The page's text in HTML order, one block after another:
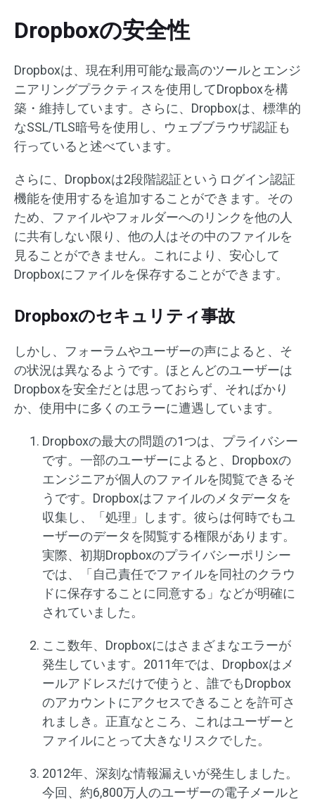
Dropboxの安全性
Dropboxは、現在利用可能な最高のツールとエンジ
ニアリングプラクティスを使用してDropboxを構
築・維持しています。さらに、Dropboxは、標準的
なSSL/TLS暗号を使用し、ウェブブラウザ認証も
行っていると述べています。
さらに、Dropboxは2段階認証というログイン認証
機能を使用するを追加することができます。その
ため、ファイルやフォルダーへのリンクを他の人
に共有しない限り、他の人はその中のファイルを
見ることができません。これにより、安心して
Dropboxにファイルを保存することができます。
Dropboxのセキュリティ事故
しかし、フォーラムやユーザーの声によると、そ
の状況は異なるようです。ほとんどのユーザーは
Dropboxを安全だとは思っておらず、そればかり
か、使用中に多くのエラーに遭遇しています。
Dropboxの最大の問題の1つは、プライバシー
です。一部のユーザーによると、Dropboxの
エンジニアが個人のファイルを閲覧できるそ
うです。Dropboxはファイルのメタデータを
収集し、「処理」します。彼らは何時でもユ
ーザーのデータを閲覧する権限があります。
実際、初期Dropboxのプライバシーポリシー
では、「自己責任でファイルを同社のクラウ
ドに保存することに同意する」などが明確に
されていました。
ここ数年、Dropboxにはさまざまなエラーが
発生しています。2011年では、Dropboxはメ
ールアドレスだけで使うと、誰でもDropbox
のアカウントにアクセスできることを許可さ
れましき。正直なところ、これはユーザーと
ファイルにとって大きなリスクでした。
2012年、深刻な情報漏えいが発生しました。
今回、約6,800万人のユーザーの電子メールと